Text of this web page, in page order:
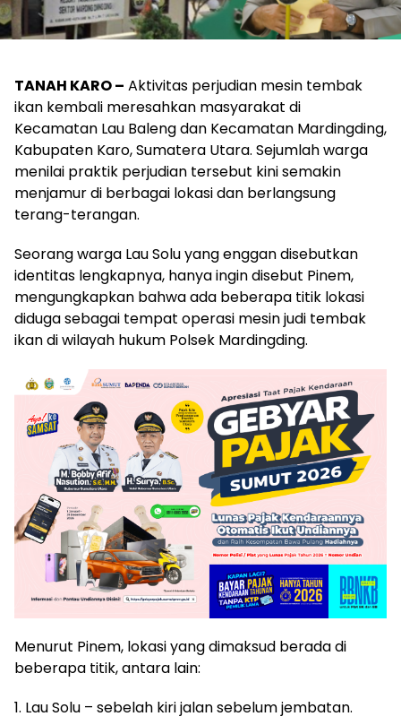
TANAH KARO – Aktivitas perjudian mesin tembak
ikan kembali meresahkan masyarakat di
Kecamatan Lau Baleng dan Kecamatan Mardingding,
Kabupaten Karo, Sumatera Utara. Sejumlah warga
menilai praktik perjudian tersebut kini semakin
menjamur di berbagai lokasi dan berlangsung
terang-terangan.
Seorang warga Lau Solu yang enggan disebutkan
identitas lengkapnya, hanya ingin disebut Pinem,
mengungkapkan bahwa ada beberapa titik lokasi
diduga sebagai tempat operasi mesin judi tembak
ikan di wilayah hukum Polsek Mardingding.
Menurut Pinem, lokasi yang dimaksud berada di
beberapa titik, antara lain:
1. Lau Solu – sebelah kiri jalan sebelum jembatan.